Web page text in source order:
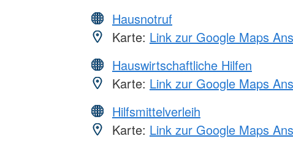
Hausnotruf
Karte: Link zur Google Maps
Hauswirtschaftliche Hilfen
Karte: Link zur Google Maps
Hilfsmittelverleih
Karte: Link zur Google Maps